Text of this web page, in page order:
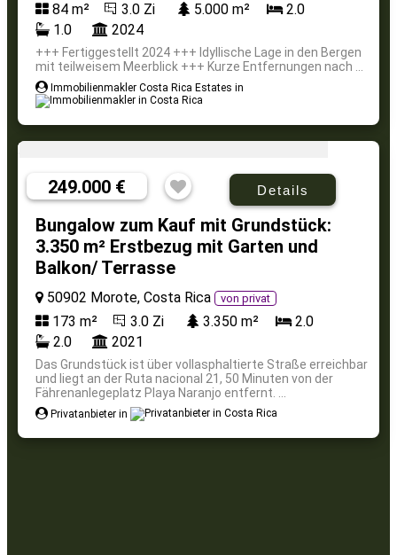
84 m² 3.0 Zi 5.000 m²
2.0
1.0
2024
+++ Fertiggestellt 2024 +++ Idyllische Lage in den Bergen
mit teilweisem Meerblick +++ Kurze Entfernungen nach ...
Immobilienmakler Costa Rica Estates in
249.000 € Details
Bungalow zum Kauf mit Grundstück:
3.350 m² Erstbezug mit Garten und
Balkon/ Terrasse
50902 Morote, Costa Rica von privat
173 m² 3.0 Zi 3.350 m²
2.0
2.0
2021
Das Grundstück ist über vollasphaltierte Straße erreichbar
und liegt an der Ruta nacional 21, 50 Minuten von der
Fährenanlegeplatz Playa Naranjo entfernt. ...
Privatanbieter in